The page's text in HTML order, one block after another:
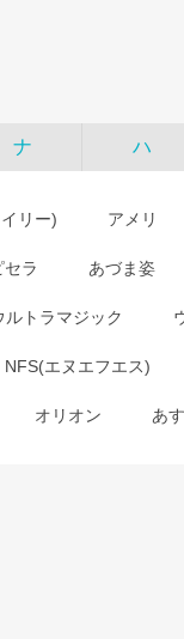
ナ ハ
リー) アメリ
セラ あづま姿
ルトラマジック
NFS(エヌエフエス)
オリオン あ